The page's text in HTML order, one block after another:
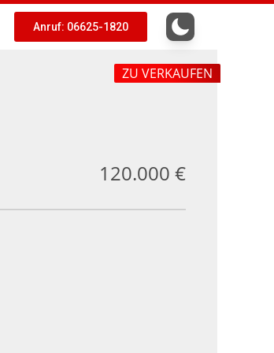
Anruf: 06625-1820
ZU VERKAUFEN
120.000 €